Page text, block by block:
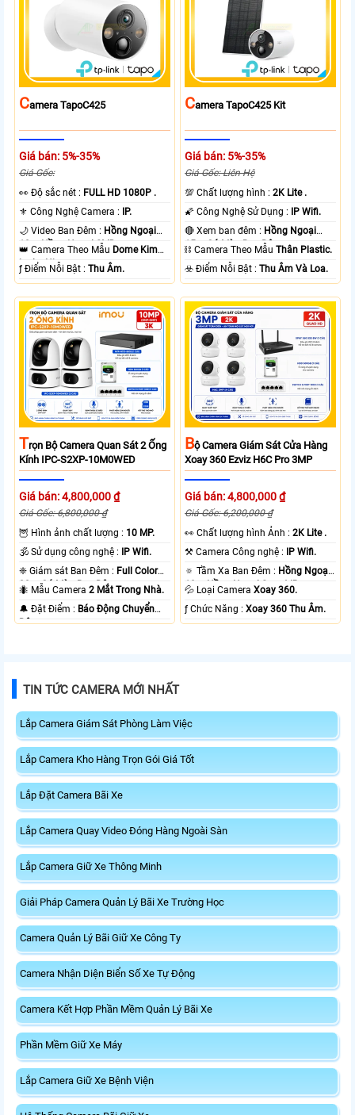
CAmera TapoC425
Giá bán: 5%-35%
Giá Gốc:
️👀 Độ sắc nét : FULL HD 1080P .
⚜️ Công Nghệ Camera : IP.
🌙 Video Ban Đêm : Hồng Ngoại
10m Hồng Ngoại SMD.
👑 Camera Theo Mẫu Dome Kim
loại + Nhựa.
️ƒ Điểm Nỗi Bật :Thu Âm.
CAmera TapoC425 Kit
Giá bán: 5%-35%
Giá Gốc: Liên Hệ
💯 Chất lượng hình :2K Lite .
🌠 Công Nghệ Sử Dụng : IP Wifi.
🔴 Xem ban đêm : Hồng Ngoại
15m Có Màu Ban Ðêm.
⛓ Camera Theo MẫuThân Plastic.
️☣️ Điểm Nỗi Bật :Thu Âm Và Loa.
TRọn Bộ Camera Quan Sát 2 Ống
Kính IPC-S2XP-10M0WED
Giá bán: 4,800,000 ₫
Giá Gốc: 6,800,000 ₫
🦉 Hình ảnh chất lượng : 10 MP.
🕉️ Sử dụng công nghệ : IP Wifi.
❈ Giám sát Ban Đêm : Full Color
20m Có Màu Ban Ðêm.
🐜 Mẫu Camera2 Mắt Trong Nhà.
️🔔 Đặt Điểm : Báo Động Chuyển
Động.
BỘ Camera Giám Sát Cửa Hàng
Xoay 360 Ezviz H6C Pro 3MP
Giá bán: 4,800,000 ₫
Giá Gốc: 6,200,000 ₫
️👀 Chất lượng hình Ảnh :2K Lite .
⚒ Camera Công nghệ : IP Wifi.
🔅 Tầm Xa Ban Đêm : Hồng Ngoại
10m Hồng Ngoại Smart IR.
💦 Loại CameraXoay 360.
️ƒ Chức Năng :Xoay 360 Thu Âm.
TIN TỨC CAMERA MỚI NHẤT
Lắp Camera Giám Sát Phòng Làm Việc
Lắp Camera Kho Hàng Trọn Gói Giá Tốt
Lắp Đặt Camera Bãi Xe
Lắp Camera Quay Video Đóng Hàng Ngoài Sàn
Lắp Camera Giữ Xe Thông Minh
Giải Pháp Camera Quản Lý Bãi Xe Trường Học
Camera Quản Lý Bãi Giữ Xe Công Ty
Camera Nhận Diện Biển Số Xe Tự Động
Camera Kết Hợp Phần Mềm Quản Lý Bãi Xe
Phần Mềm Giữ Xe Máy
Lắp Camera Giữ Xe Bệnh Viện